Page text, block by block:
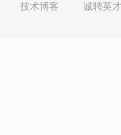
技术博客 诚聘英才